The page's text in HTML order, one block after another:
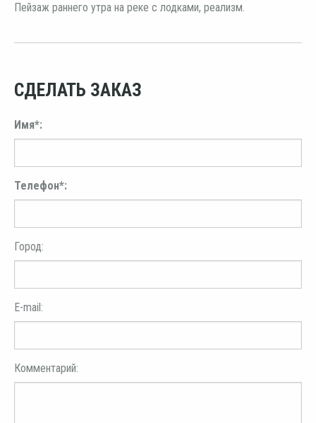
Пейзаж раннего утра на реке с лодками, реализм.
СДЕЛАТЬ ЗАКАЗ
Имя*:
Телефон*:
Город:
E-mail:
Комментарий: